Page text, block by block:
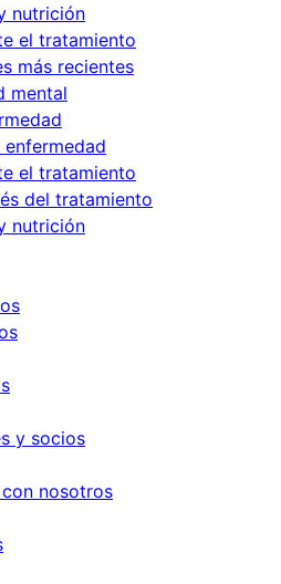
nutrición
el tratamiento
más recientes
mental
el tratamiento
del tratamiento
nutrición
y socios
nosotros